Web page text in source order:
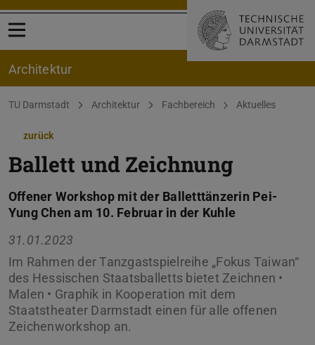
Menü öffnen
Architektur
Sie befinden sich hier:
TU Darmstadt Architektur Fachbereich Aktuelles
zurück
Ballett und Zeichnung
Offener Workshop mit der Balletttänzerin Pei-
Yung Chen am 10. Februar in der Kuhle
31.01.2023
Im Rahmen der Tanzgastspielreihe „Fokus Taiwan“
des Hessischen Staatsballetts bietet Zeichnen •
Malen • Graphik in Kooperation mit dem
Staatstheater Darmstadt einen für alle offenen
Zeichenworkshop an.